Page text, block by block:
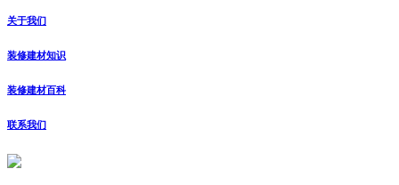
关于我们
装修建材知识
装修建材百科
联系我们